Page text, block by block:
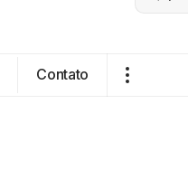
Contato